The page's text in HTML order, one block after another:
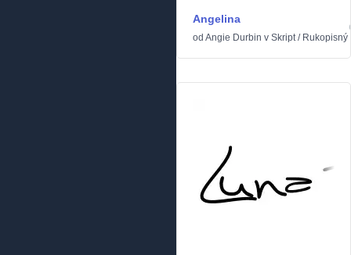
Angelina
od Angie Durbin v Skript/ Rukopisný